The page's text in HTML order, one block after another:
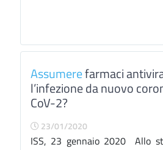
Assumerefarmaci
l’infezione da nuovo
CoV-2?
23/01/2020
ISS, 23 gennaio 2020 Allo